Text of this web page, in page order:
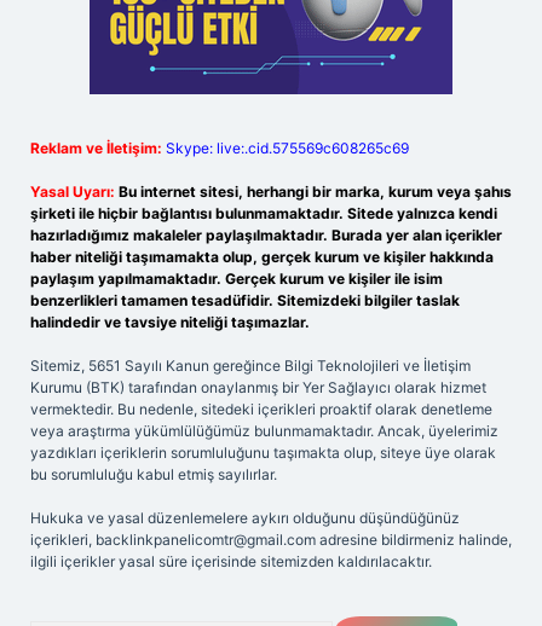
Reklam ve İletişim: Skype: live:.cid.575569c608265c69
Yasal Uyarı: Bu internet sitesi, herhangi bir marka, kurum veya şahıs
şirketi ile hiçbir bağlantısı bulunmamaktadır. Sitede yalnızca kendi
hazırladığımız makaleler paylaşılmaktadır. Burada yer alan içerikler
haber niteliği taşımamakta olup, gerçek kurum ve kişiler hakkında
paylaşım yapılmamaktadır. Gerçek kurum ve kişiler ile isim
benzerlikleri tamamen tesadüfidir. Sitemizdeki bilgiler taslak
halindedir ve tavsiye niteliği taşımazlar.
Sitemiz, 5651 Sayılı Kanun gereğince Bilgi Teknolojileri ve İletişim
Kurumu (BTK) tarafından onaylanmış bir Yer Sağlayıcı olarak hizmet
vermektedir. Bu nedenle, sitedeki içerikleri proaktif olarak denetleme
veya araştırma yükümlülüğümüz bulunmamaktadır. Ancak, üyelerimiz
yazdıkları içeriklerin sorumluluğunu taşımakta olup, siteye üye olarak
bu sorumluluğu kabul etmiş sayılırlar.
Hukuka ve yasal düzenlemelere aykırı olduğunu düşündüğünüz
içerikleri, backlinkpanelicomtr@gmail.com adresine bildirmeniz halinde,
ilgili içerikler yasal süre içerisinde sitemizden kaldırılacaktır.